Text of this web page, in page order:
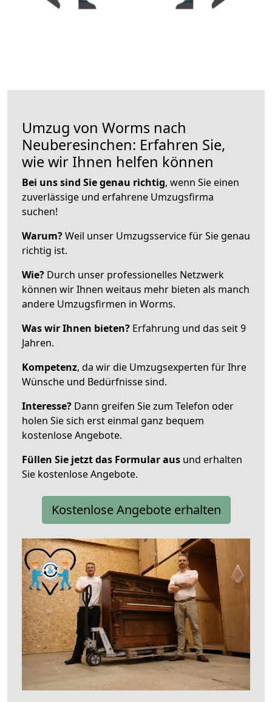
Umzug von Worms nach
Neuberesinchen: Erfahren Sie,
wie wir Ihnen helfen können
Bei uns sind Sie genau richtig, wenn Sie einen
zuverlässige und erfahrene Umzugsfirma
suchen!
Warum?Weil unser Umzugsservice für Sie genau
richtig ist.
Wie? Durch unser professionelles Netzwerk
können wir Ihnen weitaus mehr bieten als manch
andere Umzugsfirmen in Worms.
Was wir Ihnen bieten? Erfahrung und das seit 9
Jahren.
Kompetenz, da wir die Umzugsexperten für Ihre
Wünsche und Bedürfnisse sind.
Interesse? Dann greifen Sie zum Telefon oder
holen Sie sich erst einmal ganz bequem
kostenlose Angebote.
Füllen Sie jetzt das Formular aus und erhalten
Sie kostenlose Angebote.
Kostenlose Angebote erhalten